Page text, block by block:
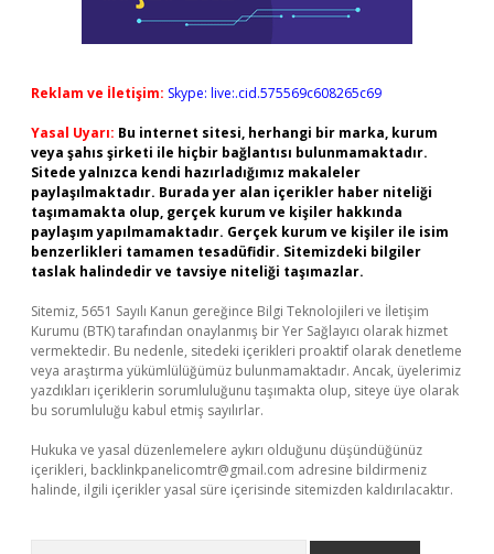
Reklam ve İletişim: Skype: live:.cid.575569c608265c69
Yasal Uyarı: Bu internet sitesi, herhangi bir marka, kurum
veya şahıs şirketi ile hiçbir bağlantısı bulunmamaktadır.
Sitede yalnızca kendi hazırladığımız makaleler
paylaşılmaktadır. Burada yer alan içerikler haber niteliği
taşımamakta olup, gerçek kurum ve kişiler hakkında
paylaşım yapılmamaktadır. Gerçek kurum ve kişiler ile isim
benzerlikleri tamamen tesadüfidir. Sitemizdeki bilgiler
taslak halindedir ve tavsiye niteliği taşımazlar.
Sitemiz, 5651 Sayılı Kanun gereğince Bilgi Teknolojileri ve İletişim
Kurumu (BTK) tarafından onaylanmış bir Yer Sağlayıcı olarak hizmet
vermektedir. Bu nedenle, sitedeki içerikleri proaktif olarak denetleme
veya araştırma yükümlülüğümüz bulunmamaktadır. Ancak, üyelerimiz
yazdıkları içeriklerin sorumluluğunu taşımakta olup, siteye üye olarak
bu sorumluluğu kabul etmiş sayılırlar.
Hukuka ve yasal düzenlemelere aykırı olduğunu düşündüğünüz
içerikleri, backlinkpanelicomtr@gmail.com adresine bildirmeniz
halinde, ilgili içerikler yasal süre içerisinde sitemizden kaldırılacaktır.